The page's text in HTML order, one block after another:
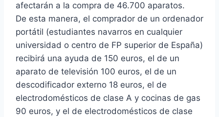
afectarán a la compra de 46.700 aparatos.
De esta manera, el comprador de un ordenador
portátil (estudiantes navarros en cualquier
universidad o centro de FP superior de España)
recibirá una ayuda de 150 euros, el de un
aparato de televisión 100 euros, el de un
descodificador externo 18 euros, el de
electrodomésticos de clase A y cocinas de gas
90 euros, y el de electrodomésticos de clase